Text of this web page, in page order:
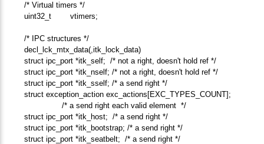
/* Virtual timers */
uint32_t vtimers;
/* IPC structures */
decl_lck_mtx_data(,itk_lock_data)
struct ipc_port *itk_self; /* not a right, doesn't hold ref */
struct ipc_port *itk_nself; /* not a right, doesn't hold ref */
struct ipc_port *itk_sself; /* a send right */
struct exception_action exc_actions[EXC_TYPES_COUNT];
/* a send right each valid element */
struct ipc_port *itk_host; /* a send right */
struct ipc_port *itk_bootstrap; /* a send right */
struct ipc_port *itk_seatbelt; /* a send right */